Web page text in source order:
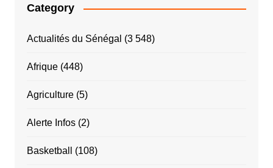
Category
Actualités du Sénégal (3 548)
Afrique(448)
Agriculture(5)
Alerte Infos(2)
Basketball (108)